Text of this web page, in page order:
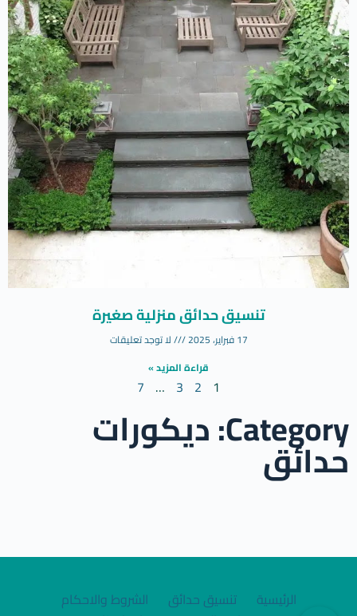
تنسيق حدائق منزلية صغيرة
17 فبراير، 2025
لا توجد تعليقات
قراءة المزيد »
1
2
3
…
7
Category: ديكورات
حدائق
الرئيسية تنسيق حدائق
الشروط والاحكام